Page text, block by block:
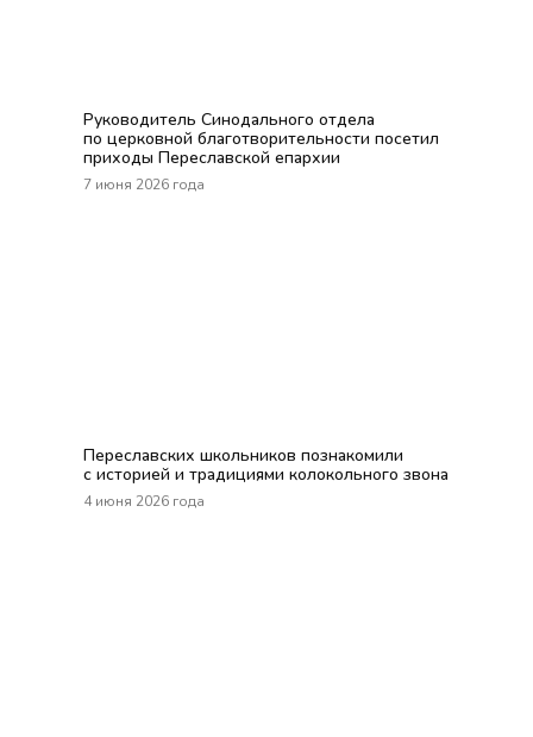
Руководитель Синодального отдела
по церковной благотворительности посетил
приходы Переславской епархии
7 июня 2026 года
Переславских школьников познакомили
с историей и традициями колокольного звона
4 июня 2026 года